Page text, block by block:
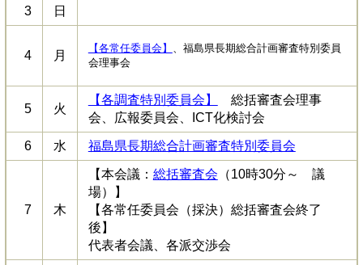
3 日
4 月
【各常任委員会】
、福島県長期総合計画審査特別委員
会理事会
5 火
【各調査特別委員会】
総括審査会理事
会、広報委員会、ICT化検討会
6 水 福島県長期総合計画審査特別委員会
7 木
【本会議： 総括審査会 （10時30分～ 議
場）】
【各常任委員会（採決）総括審査会終了
後】
代表者会議、各派交渉会